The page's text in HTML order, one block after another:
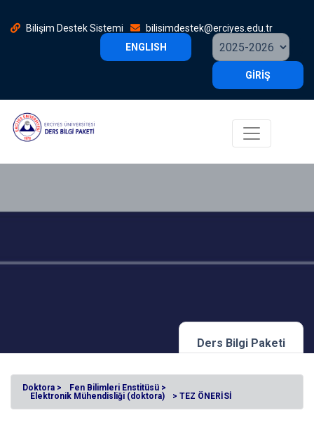
Bilişim Destek Sistemi
bilisimdestek@erciyes.edu.tr
ENGLISH
GİRİŞ
Ders Bilgi Paketi
Doktora >
Fen Bilimleri Enstitüsü >
Elektronik Mühendisliği (doktora)
> TEZ ÖNERİSİ